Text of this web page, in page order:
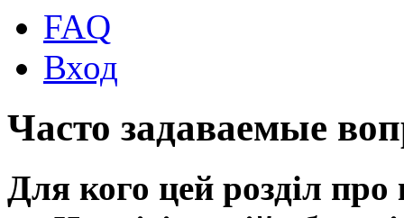
FAQ
Вход
Часто задаваемые
Для кого цей розділ